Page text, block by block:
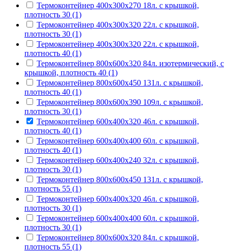
Термоконтейнер 400х300х270 18л. с крышкой,
плотность 30 (1)
Термоконтейнер 400х300х320 22л. с крышкой,
плотность 30 (1)
Термоконтейнер 400х300х320 22л. с крышкой,
плотность 40 (1)
Термоконтейнер 800х600х320 84л. изотермический, с
крышкой, плотность 40 (1)
Термоконтейнер 800х600х450 131л. с крышкой,
плотность 40 (1)
Термоконтейнер 800х600х390 109л. с крышкой,
плотность 30 (1)
Термоконтейнер 600х400х320 46л. с крышкой,
плотность 40 (1)
Термоконтейнер 600х400х400 60л. с крышкой,
плотность 40 (1)
Термоконтейнер 600х400х240 32л. с крышкой,
плотность 30 (1)
Термоконтейнер 800х600х450 131л. с крышкой,
плотность 55 (1)
Термоконтейнер 600х400х320 46л. с крышкой,
плотность 30 (1)
Термоконтейнер 600х400х400 60л. с крышкой,
плотность 30 (1)
Термоконтейнер 800х600х320 84л. с крышкой,
плотность 55 (1)